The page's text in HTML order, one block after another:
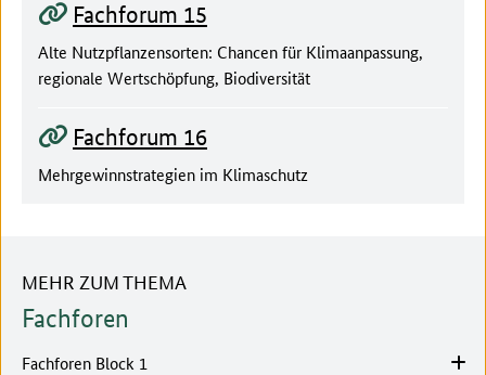
Fachforum 15
Alte Nutzpflanzensorten: Chancen für Klimaanpassung,
regionale Wertschöpfung, Biodiversität
Fachforum 16
Mehrgewinnstrategien im Klimaschutz
MEHR ZUM THEMA
Fachforen
Fachforen Block 1